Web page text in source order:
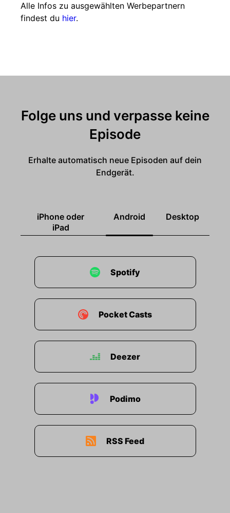
Alle Infos zu ausgewählten Werbepartnern
findest du hier.
Folge uns und verpasse keine
Episode
Erhalte automatisch neue Episoden auf dein
Endgerät.
iPhone oder
iPad
Android Desktop
Spotify
Pocket Casts
Deezer
Podimo
RSS Feed